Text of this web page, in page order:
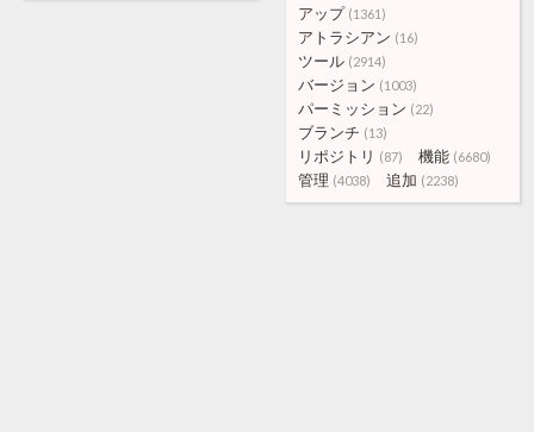
アップ (1361)
アトラシアン (16)
ツール (2914)
バージョン (1003)
パーミッション (22)
ブランチ (13)
リポジトリ (87) 機能 (6680)
管理 (4038) 追加 (2238)